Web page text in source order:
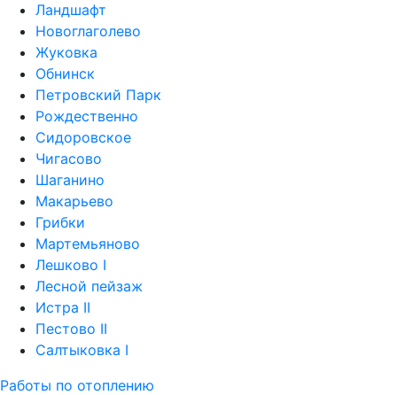
Ландшафт
Новоглаголево
Жуковка
Обнинск
Петровский Парк
Рождественно
Сидоровское
Чигасово
Шаганино
Макарьево
Грибки
Мартемьяново
Лешково I
Лесной пейзаж
Истра II
Пестово II
Салтыковка I
Работы по отоплению